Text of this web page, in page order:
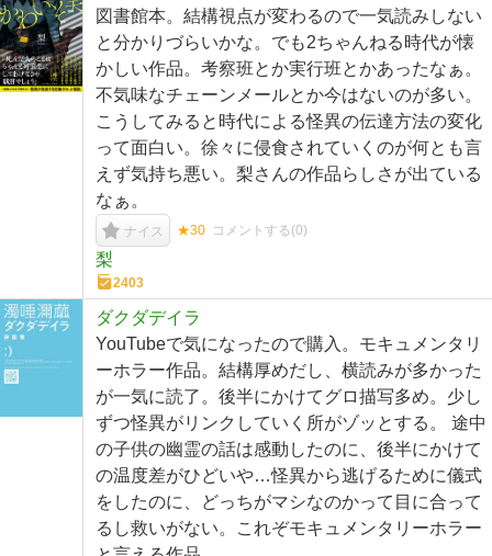
図書館本。結構視点が変わるので一気読みしない
と分かりづらいかな。でも2ちゃんねる時代が懐
かしい作品。考察班とか実行班とかあったなぁ。
不気味なチェーンメールとか今はないのが多い。
こうしてみると時代による怪異の伝達方法の変化
って面白い。徐々に侵食されていくのが何とも言
えず気持ち悪い。梨さんの作品らしさが出ている
なぁ。
ナイス ★30 コメントする(0)
梨
2403
ダクダデイラ
YouTubeで気になったので購入。モキュメンタリ
ーホラー作品。結構厚めだし、横読みが多かった
が一気に読了。後半にかけてグロ描写多め。少し
ずつ怪異がリンクしていく所がゾッとする。 途中
の子供の幽霊の話は感動したのに、後半にかけて
の温度差がひどいや…怪異から逃げるために儀式
をしたのに、どっちがマシなのかって目に合って
るし救いがない。これぞモキュメンタリーホラー